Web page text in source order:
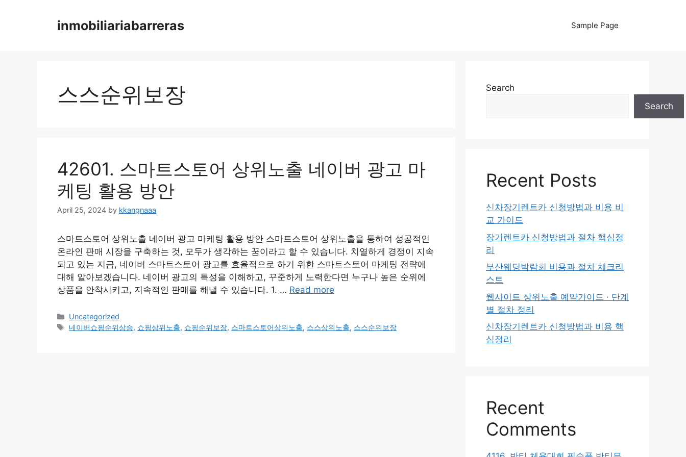
inmobiliariabarreras Sample Page
스스순위보장
42601. 스마트스토어 상위노출 네이버 광고 마
케팅 활용 방안
April 25, 2024 by kkangnaaa
스마트스토어 상위노출 네이버 광고 마케팅 활용 방안 스마트스토어 상위노출을 통하여 성공적인
온라인 판매 시장을 구축하는 것, 모두가 생각하는 꿈이라고 할 수 있습니다. 치열하게 경쟁이 지속
되고 있는 지금, 네이버 스마트스토어 광고를 효율적으로 하기 위한 스마트스토어 마케팅 전략에
대해 알아보겠습니다. 네이버 광고의 특성을 이해하고, 꾸준하게 노력한다면 누구나 높은 순위에
상품을 안착시키고, 지속적인 판매를 해낼 수 있습니다. 1. … Read more
Categories
Uncategorized
Tags
네이버쇼핑순위상승, 쇼핑상위노출, 쇼핑순위보장, 스마트스토어상위노출, 스스상위노출, 스스순위보장
Search
Search
Recent Posts
신차장기렌트카 신청방법과 비용 비
교 가이드
장기렌트카 신청방법과 절차 핵심정
리
부산웨딩박람회 비용과 절차 체크리
스트
웹사이트 상위노출 예약가이드 · 단계
별 절차 정리
신차장기렌트카 신청방법과 비용 핵
심정리
Recent
Comments